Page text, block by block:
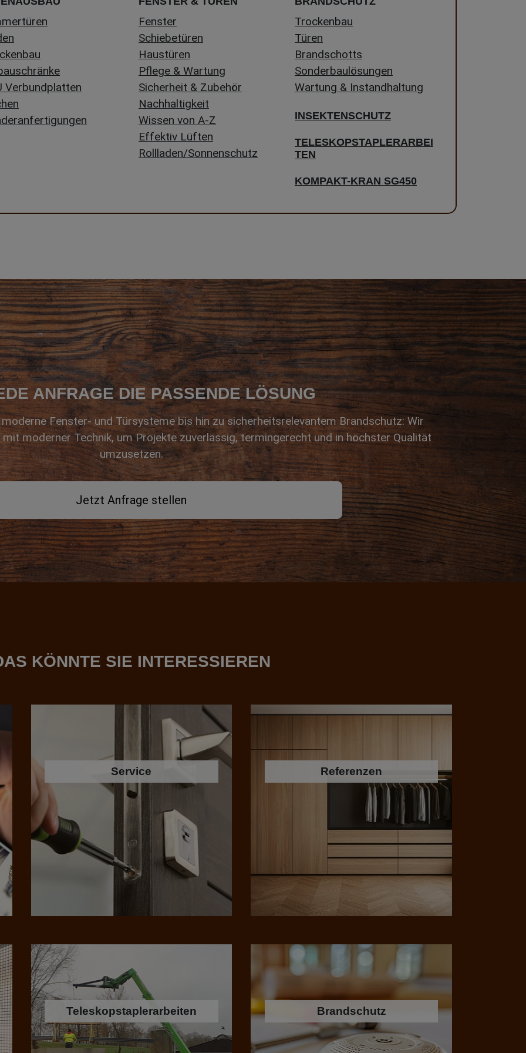
Verbundplatten
Fenster
Schiebetüren
Haustüren
Pflege & Wartung
Sicherheit & Zubehör
Nachhaltigkeit
Wissen von A-Z
Effektiv Lüften
Rollladen/Sonnenschutz
Trockenbau
Türen
Brandschotts
Sonderbaulösungen
Wartung & Instandhaltung
INSEKTENSCHUTZ
TELESKOPSTAPLERARBEI
TEN
KOMPAKT-KRAN SG450
ANFRAGE DIE PASSENDE LÖSUNG
Fenster- und Türsysteme bis hin zu sicherheitsrelevantem Brandschutz: Wir
moderner Technik, um Projekte zuverlässig, termingerecht und in höchster Qualität
umzusetzen.
Jetzt Anfrage stellen
KÖNNTE SIE INTERESSIEREN
Service Referenzen
Teleskopstaplerarbeiten Brandschutz